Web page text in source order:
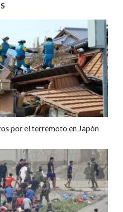
por el terremoto en Japón